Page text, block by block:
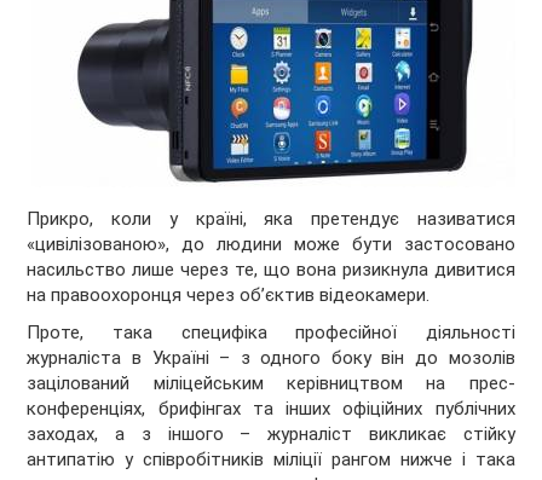
Прикро, коли у країні, яка претендує називатися
«цивілізованою», до людини може бути застосовано
насильство лише через те, що вона ризикнула дивитися
на правоохоронця через об’єктив відеокамери.
Проте, така специфіка професійної діяльності
журналіста в Україні – з одного боку він до мозолів
зацілований міліцейським керівництвом на прес-
конференціях, брифінгах та інших офіційних публічних
заходах, а з іншого – журналіст викликає стійку
антипатію у співробітників міліції рангом нижче і така